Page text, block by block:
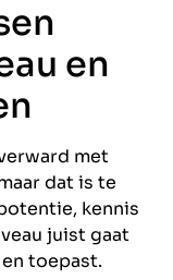
en
met
dat is te
kennis
juist gaat
toepast.